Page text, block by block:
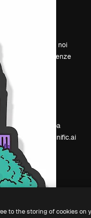
Lavora con noi
Cerca tendenze
Sala stampa
Cerchi magnific.ai
to the storing of cookies on